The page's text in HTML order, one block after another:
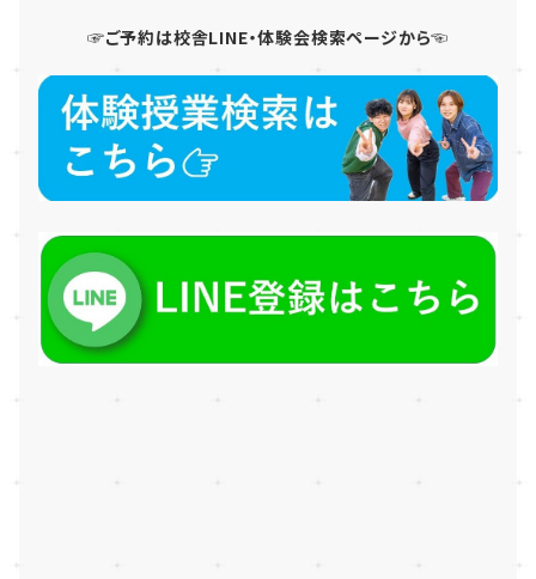
☞ご予約は校舎LINE・体験会検索ページから☜